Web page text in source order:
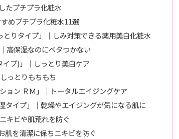
たプチプラ化粧水
めプチプラ化粧水11選
とりタイプ」｜しみ対策できる薬用美白化粧水
高保湿なのにベタつかない
イプ)」｜しっとり美白ケア
っとりもちもち
ョン ＲＭ」｜トータルエイジングケア
タイプ」｜乾燥やエイジングが気になる肌に
キビや肌荒れを防ぐ
肌を清潔に保ちニキビを防ぐ